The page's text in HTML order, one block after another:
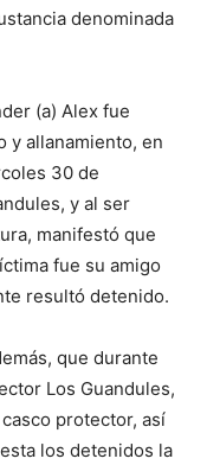
denominada
(a) Alex fue
y allanamiento, en
30 de
y al ser
manifestó que
fue su amigo
resultó detenido.
que durante
Los Guandules,
protector, así
los detenidos la